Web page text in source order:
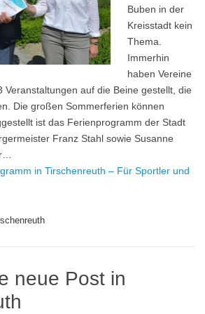
Buben in der
Kreisstadt kein
Thema.
Immerhin
haben Vereine
Veranstaltungen auf die Beine gestellt, die
Die großen Sommerferien können
ist das Ferienprogramm der Stadt
Franz Stahl sowie Susanne
in Tirschenreuth – Für Sportler und
neue Post in